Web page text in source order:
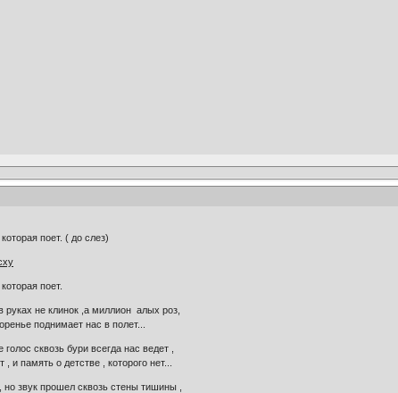
поет. ( до слез)
поет.
руках не клинок ,а миллион алых роз,
поднимает нас в полет...
сквозь бури всегда нас ведет ,
и память о детстве , которого нет...
звук прошел сквозь стены тишины ,